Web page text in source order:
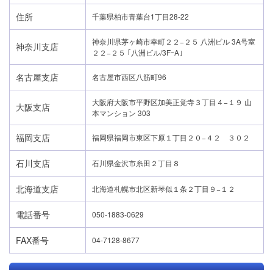
住所 千葉県柏市青葉台1丁目28-22
神奈川支店
神奈川県茅ヶ崎市幸町２２−２５ 八洲ビル 3A号室
２２−２５ ｢八洲ビル/3FｰA｣
名古屋支店 名古屋市西区八筋町96
大阪支店
大阪府大阪市平野区加美正覚寺３丁目４−１９ 山
本マンション 303
福岡支店 福岡県福岡市東区下原１丁目２０−４２ ３０２
石川支店 石川県金沢市糸田２丁目８
北海道支店 北海道札幌市北区新琴似１条２丁目９−１２
電話番号 050-1883-0629
FAX番号 04-7128-8677